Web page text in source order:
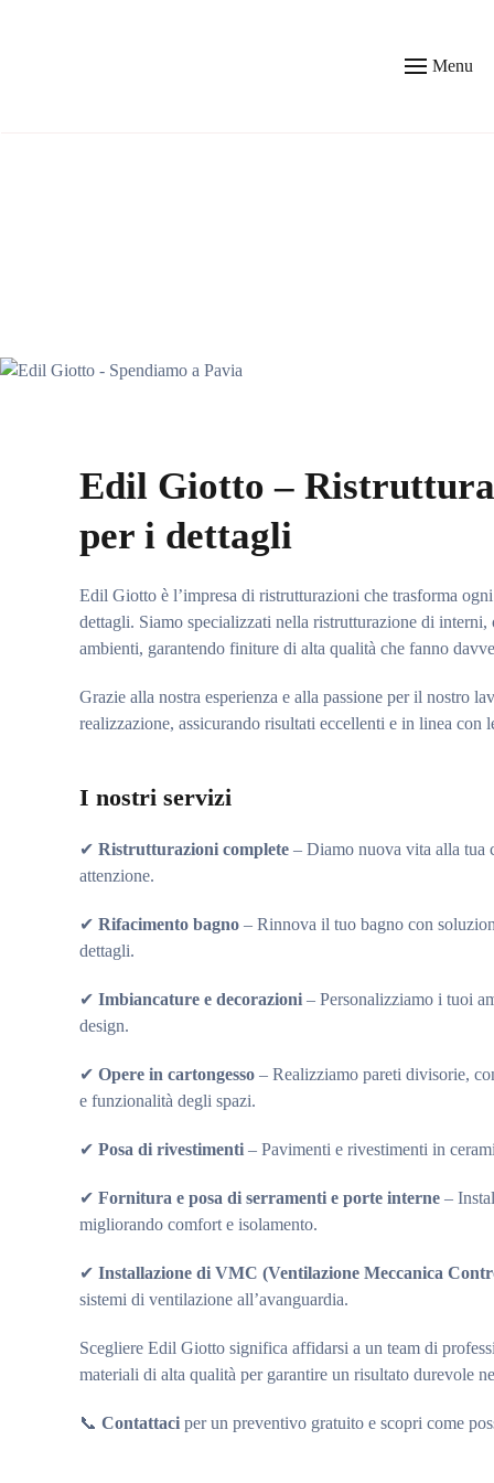
Menu
Edil Giotto –
per i dettagli
Edil Giotto è l’impresa di ristrutturazioni che trasforma
dettagli. Siamo specializzati nella ristrutturazione di
ambienti, garantendo finiture di alta qualità che fanno
Grazie alla nostra esperienza e alla passione per il nostro
realizzazione, assicurando risultati eccellenti e in linea con
I nostri servizi
✔ Ristrutturazioni complete – Diamo nuova vita alla tua
attenzione.
✔ Rifacimento bagno – Rinnova il tuo bagno con
dettagli.
✔ Imbiancature e decorazioni – Personalizziamo i tuoi
design.
✔ Opere in cartongesso – Realizziamo pareti divisorie,
e funzionalità degli spazi.
✔ Posa di rivestimenti – Pavimenti e rivestimenti in
✔ Fornitura e posa di serramenti e porte interne –
migliorando comfort e isolamento.
✔ Installazione di VMC (Ventilazione Meccanica
sistemi di ventilazione all’avanguardia.
Scegliere Edil Giotto significa affidarsi a un team di
materiali di alta qualità per garantire un risultato durevole
📞 Contattaci per un preventivo gratuito e scopri come